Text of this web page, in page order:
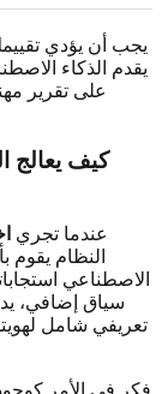
يجب أن يؤدي
يقدم الذكاء
على تقرير
كيف يعالج
عندما تجري
النظام يقوم
الاصطناعي
سياق إضافي،
تعريفي شامل